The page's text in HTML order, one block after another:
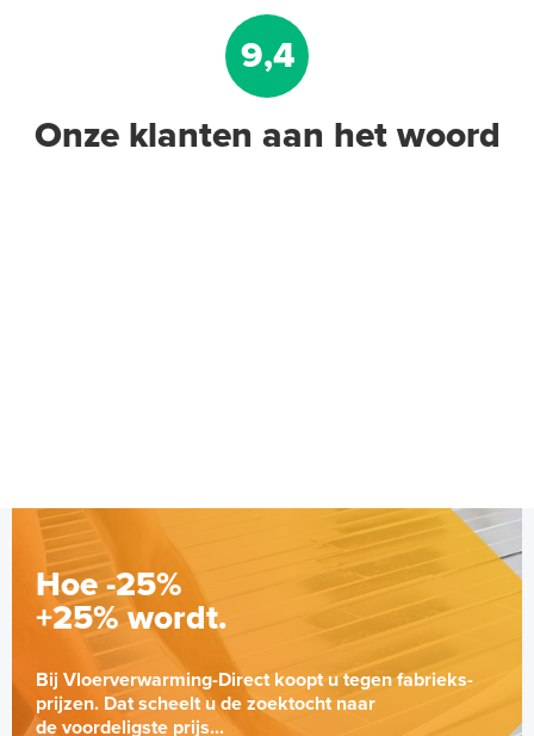
9,4
Onze klanten aan het woord
Hoe -25%
+25% wordt.
Bij Vloerverwarming-Direct koopt u tegen fabrieks-
prijzen. Dat scheelt u de zoektocht naar
de voordeligste prijs...